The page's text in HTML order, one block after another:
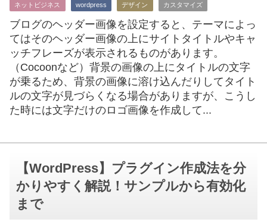
ネットビジネス wordpress デザイン カスタマイズ
ブログのヘッダー画像を設定すると、テーマによっ
てはそのヘッダー画像の上にサイトタイトルやキャ
ッチフレーズが表示されるものがあります。
（Cocoonなど）背景の画像の上にタイトルの文字
が乗るため、背景の画像に溶け込んだりしてタイト
ルの文字が見づらくなる場合がありますが、こうし
た時には文字だけのロゴ画像を作成して...
【WordPress】プラグイン作成法を分
かりやすく解説！サンプルから有効化
まで